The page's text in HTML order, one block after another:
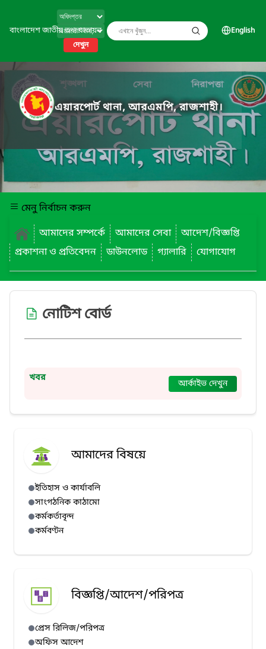
বাংলাদেশ জাতীয় তথ্য বাতায়ন
দেখুন
English
এয়ারপোর্ট থানা, আরএমপি, রাজশাহী।
মেনু নির্বাচন করুন
আমাদের সম্পর্কে
আমাদের সেবা
আদেশ/বিজ্ঞপ্তি
প্রকাশনা ও প্রতিবেদন
ডাউনলোড গ্যালারি যোগাযোগ
নোটিশ বোর্ড
খবর আর্কাইভ দেখুন
আমাদের বিষয়ে
ইতিহাস ও কার্যাবলি
সাংগঠনিক কাঠামো
কর্মকর্তাবৃন্দ
কর্মবণ্টন
বিজ্ঞপ্তি/আদেশ/পরিপত্র
প্রেস রিলিজ/পরিপত্র
অফিস আদেশ